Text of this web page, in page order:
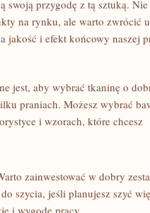
swoją przygodę ‍z tą sztuką. ‌Nie
na rynku, ale warto zwrócić
jakość i efekt ​końcowy⁢ naszej⁣
jest, aby wybrać tkaninę o
praniach. Możesz wybrać
i wzorach, które⁤ chcesz
zainwestować w dobry
szycia, ⁢jeśli planujesz​ szyć
i wygodę pracy.